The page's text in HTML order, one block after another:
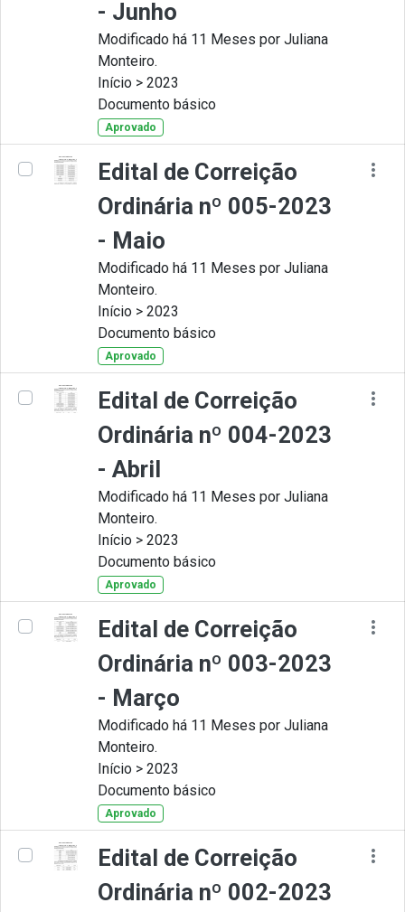
- Junho
Modificado há 11 Meses por Juliana
Monteiro.
Início > 2023
Documento básico
Aprovado
Edital de Correição
Ordinária nº 005-2023
- Maio
Modificado há 11 Meses por Juliana
Monteiro.
Início > 2023
Documento básico
Aprovado
Edital de Correição
Ordinária nº 004-2023
- Abril
Modificado há 11 Meses por Juliana
Monteiro.
Início > 2023
Documento básico
Aprovado
Edital de Correição
Ordinária nº 003-2023
- Março
Modificado há 11 Meses por Juliana
Monteiro.
Início > 2023
Documento básico
Aprovado
Edital de Correição
Ordinária nº 002-2023